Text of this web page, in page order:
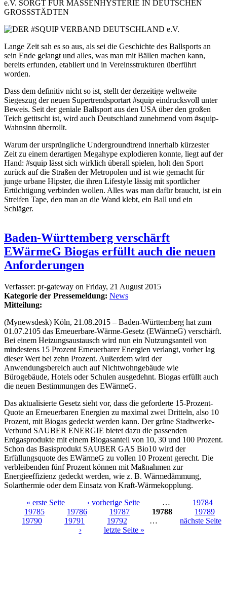
e.V. SORGT FÜR MASSENHYSTERIE IN DEUTSCHEN
GROSSSTÄDTEN
Lange Zeit sah es so aus, als sei die Geschichte des Ballsports an
sein Ende gelangt und alles, was man mit Bällen machen kann,
bereits erfunden, etabliert und in Vereinsstrukturen überführt
worden.
Dass dem definitiv nicht so ist, stellt der derzeitige weltweite
Siegeszug der neuen Supertrendsportart #squip eindrucksvoll unter
Beweis. Seit der geniale Ballsport aus den USA über den großen
Teich getitscht ist, wird auch Deutschland zunehmend vom #squip-
Wahnsinn überrollt.
Warum der ursprüngliche Undergroundtrend innerhalb kürzester
Zeit zu einem derartigen Megahype explodieren konnte, liegt auf der
Hand: #squip lässt sich wirklich überall spielen, holt den Sport
zurück auf die Straßen der Metropolen und ist wie gemacht für
junge urbane Hipster, die ihren Lifestyle lässig mit sportlicher
Ertüchtigung verbinden wollen. Alles was man dafür braucht, ist ein
Streifen Tape, den man an die Wand klebt, ein Ball und ein
Schläger.
Baden-Württemberg verschärft
EWärmeG Biogas erfüllt auch die neuen
Anforderungen
Verfasser: pr-gateway on Friday, 21 August 2015
Kategorie der Pressemeldung: News
Mitteilung:
(Mynewsdesk) Köln, 21.08.2015 – Baden-Württemberg hat zum
01.07.2105 das Erneuerbare-Wärme-Gesetz (EWärmeG) verschärft.
Bei einem Heizungsaustausch wird nun ein Nutzungsanteil von
mindestens 15 Prozent Erneuerbarer Energien verlangt, vorher lag
dieser Wert bei zehn Prozent. Außerdem wird der
Anwendungsbereich auch auf Nichtwohngebäude wie
Bürogebäude, Hotels oder Schulen ausgedehnt. Biogas erfüllt auch
die neuen Bestimmungen des EWärmeG.
Das aktualisierte Gesetz sieht vor, dass die geforderte 15-Prozent-
Quote an Erneuerbaren Energien zu maximal zwei Dritteln, also 10
Prozent, mit Biogas gedeckt werden kann. Der grüne Stadtwerke-
Verbund SAUBER ENERGIE bietet dazu die passenden
Erdgasprodukte mit einem Biogasanteil von 10, 30 und 100 Prozent.
Schon das Basisprodukt SAUBER GAS Bio10 wird der
Erfüllungsquote des EWärmeG zu vollen 10 Prozent gerecht. Die
verbleibenden fünf Prozent können mit Maßnahmen zur
Energieeffizienz gedeckt werden, wie z. B. Wärmedämmung,
Solarthermie oder dem Einsatz von Kraft-Wärmekopplung.
Seiten
« erste Seite ‹ vorherige Seite …
19784
19785
19786 19787 19788
19789
19790
19791 19792 …
nächste Seite
›
letzte Seite »